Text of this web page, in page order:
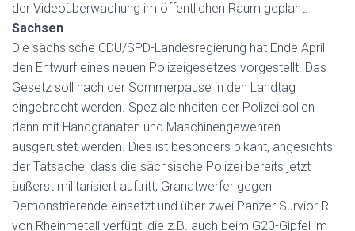
der Videoüberwachung im öffentlichen Raum geplant.
Sachsen
Die sächsische CDU/SPD-Landesregierung hat Ende April
den Entwurf eines neuen Polizeigesetzes vorgestellt. Das
Gesetz soll nach der Sommerpause in den Landtag
eingebracht werden. Spezialeinheiten der Polizei sollen
dann mit Handgranaten und Maschinengewehren
ausgerüstet werden. Dies ist besonders pikant, angesichts
der Tatsache, dass die sächsische Polizei bereits jetzt
äußerst militarisiert auftritt, Granatwerfer gegen
Demonstrierende einsetzt und über zwei Panzer Survior R
von Rheinmetall verfügt, die z.B. auch beim G20-Gipfel im